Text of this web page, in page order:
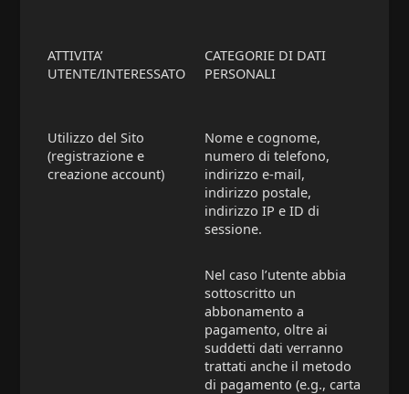
ATTIVITA’
UTENTE/INTERESSATO
CATEGORIE DI DATI
PERSONALI
Utilizzo del Sito
(registrazione e
creazione account)
Nome e cognome,
numero di telefono,
indirizzo e-mail,
indirizzo postale,
indirizzo IP e ID di
sessione.
Nel caso l’utente abbia
sottoscritto un
abbonamento a
pagamento, oltre ai
suddetti dati verranno
trattati anche il metodo
di pagamento (e.g., carta